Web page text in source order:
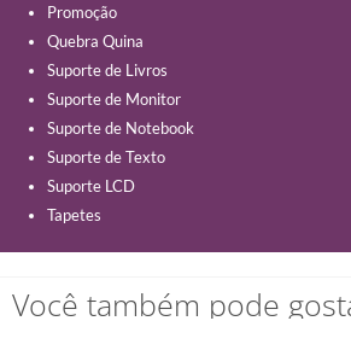
Promoção
Quebra Quina
Suporte de Livros
Suporte de Monitor
Suporte de Notebook
Suporte de Texto
Suporte LCD
Tapetes
Você também pode